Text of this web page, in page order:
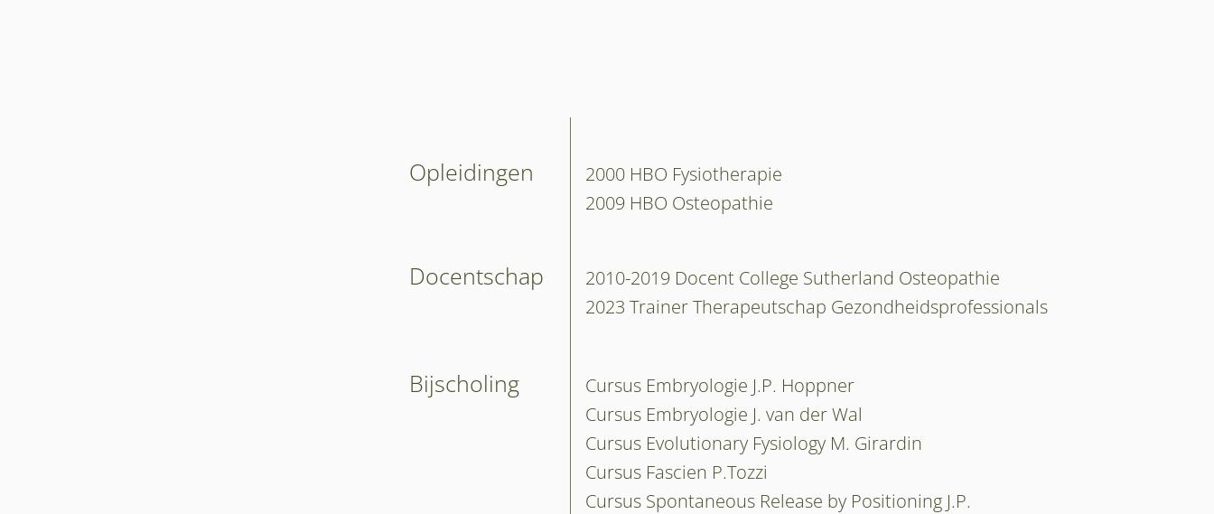
Opleidingen
2000 HBO Fysiotherapie
2009 HBO Osteopathie
Docentschap
2010-2019 Docent College Sutherland Osteopathie
2023 Trainer Therapeutschap Gezondheidsprofessionals
Bijscholing
Cursus Embryologie J.P. Hoppner
Cursus Embryologie J. van der Wal
Cursus Evolutionary Fysiology M. Girardin
Cursus Fascien P.Tozzi
Cursus Spontaneous Release by Positioning J.P.